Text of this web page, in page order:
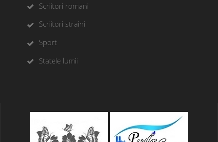
Scriitori romani
Scriitori straini
Sport
Statele lumii